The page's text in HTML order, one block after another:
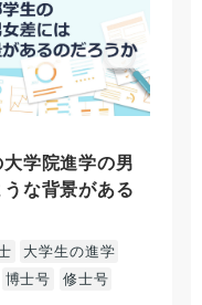
学院進学の男
な背景がある
大学生の進学
博士号 修士号